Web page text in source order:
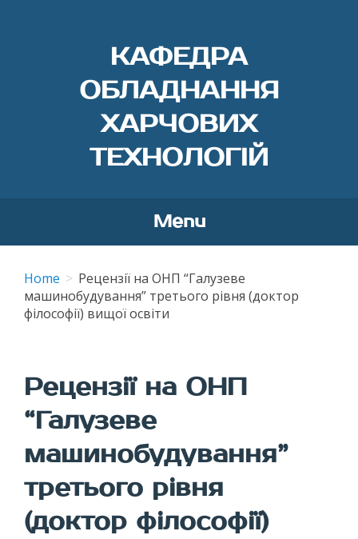
КАФЕДРА
ОБЛАДНАННЯ
ХАРЧОВИХ
ТЕХНОЛОГІЙ
Menu
content
Home
Рецензії на ОНП “Галузеве
машинобудування” третього рівня (доктор
філософії) вищої освіти
Рецензії на ОНП
“Галузеве
машинобудування”
третього рівня
(доктор філософії)